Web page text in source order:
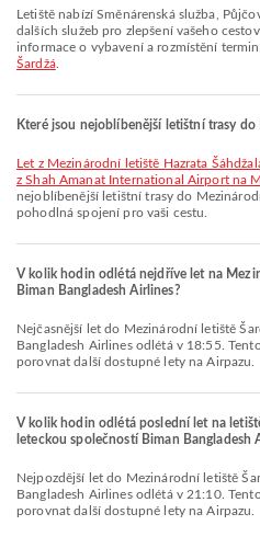
Letiště nabízí Směnárenská služba, Půjčovna aut, Invalidní vozík a mnoho
dalších služeb pro zlepšení vašeho
informace o vybavení a rozmístění
Šardžá.
Které jsou nejoblíbenější letištní trasy
let z Mezinárodní letiště Hazrata
z Shah Amanat International Airport na
nejoblíbenější letištní trasy do
pohodlná spojení pro vaši cestu.
V kolik hodin odlétá nejdříve let na
Biman Bangladesh Airlines?
Nejčasnější let do Mezinárodní letiště Šardžá se společností Biman
Bangladesh Airlines odlétá v 18:55.
porovnat další dostupné lety na Airpazu.
V kolik hodin odlétá poslední let na
leteckou společností Biman Bangladesh
Nejpozdější let do Mezinárodní letiště Šardžá se společností Biman
Bangladesh Airlines odlétá v 21:10.
porovnat další dostupné lety na Airpazu.